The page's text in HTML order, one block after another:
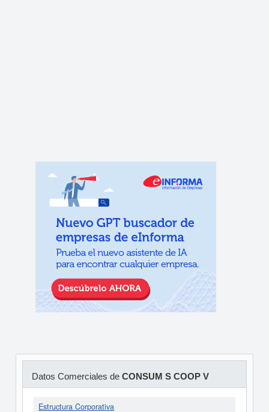
Datos Comerciales de CONSUM S COOP V
Estructura Corporativa